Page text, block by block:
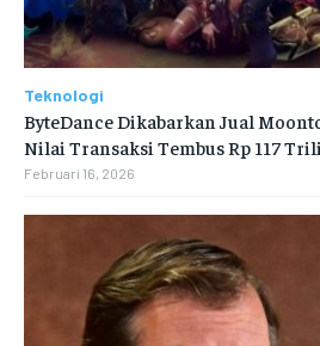
Teknologi
ByteDance Dikabarkan Jual
Nilai Transaksi Tembus Rp 117
Februari 16, 2026